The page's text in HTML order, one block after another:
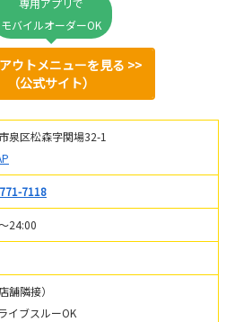
モバイルオーダーOK
ウトメニューを見る >>
（公式サイト）
泉区松森字関場32-1
7118
24:00
舗隣接）
イブスルーOK